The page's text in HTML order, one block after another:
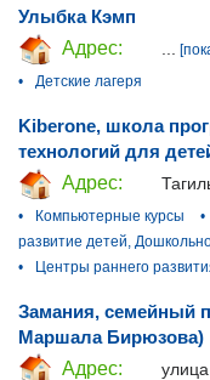
Улыбка Кэмп
Адрес:
•
Детские лагеря
Kiberone, школа
технологий для
Адрес:
•
Компьютерные курсы •
развитие детей,
•
Центры раннего
Замания, семейный
Маршала Бирюзова)
Адрес: